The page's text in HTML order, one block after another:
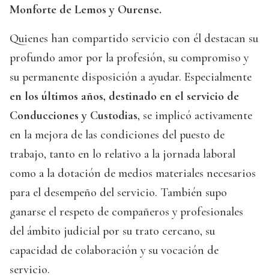
Monforte de Lemos y Ourense.
Quienes han compartido servicio con él destacan su
profundo amor por la profesión, su compromiso y
su permanente disposición a ayudar. Especialmente
en los últimos años, destinado en el servicio de
Conducciones y Custodias, se implicó activamente
en la mejora de las condiciones del puesto de
trabajo, tanto en lo relativo a la jornada laboral
como a la dotación de medios materiales necesarios
para el desempeño del servicio. También supo
ganarse el respeto de compañeros y profesionales
del ámbito judicial por su trato cercano, su
capacidad de colaboración y su vocación de
servicio.